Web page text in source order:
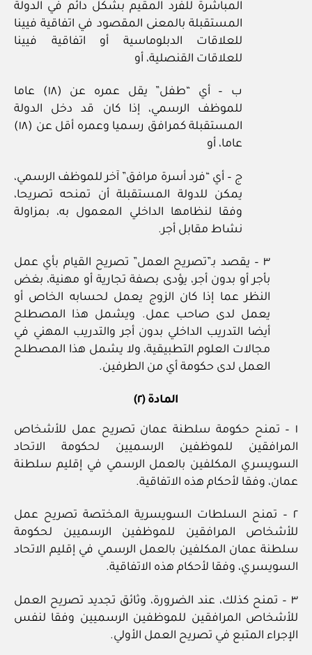
المباشرة للفرد المقيم بشكل دائم في الدولة
المستقبلة بالمعنى المقصود في اتفاقية فيينا
للعلاقات الدبلوماسية أو اتفاقية فيينا
للعلاقات القنصلية، أو
ب – أي “طفل” يقل عمره عن (١٨) عاما
للموظف الرسمي، إذا كان قد دخل الدولة
المستقبلة كمرافق رسميا وعمره أقل عن (١٨)
عاما، أو
ج – أي “فرد أسرة مرافق” آخر للموظف الرسمي،
يمكن للدولة المستقبلة أن تمنحه تصريحا،
وفقا لنظامها الداخلي المعمول به، بمزاولة
نشاط مقابل أجر.
٣ – يقصد بـ”تصريح العمل” تصريح القيام بأي عمل
بأجر أو بدون أجر، يؤدى بصفة تجارية أو مهنية، بغض
النظر عما إذا كان الزوج يعمل لحسابه الخاص أو
يعمل لدى صاحب عمل. ويشمل هذا المصطلح
أيضا التدريب الداخلي بدون أجر والتدريب المهني في
مجالات العلوم التطبيقية، ولا يشمل هذا المصطلح
العمل لدى حكومة أي من الطرفين.
المادة (٢)
١ – تمنح حكومة سلطنة عمان تصريح عمل للأشخاص
المرافقين للموظفين الرسميين لحكومة الاتحاد
السويسري المكلفين بالعمل الرسمي في إقليم سلطنة
عمان، وفقا لأحكام هذه الاتفاقية.
٢ – تمنح السلطات السويسرية المختصة تصريح عمل
للأشخاص المرافقين للموظفين الرسميين لحكومة
سلطنة عمان المكلفين بالعمل الرسمي في إقليم الاتحاد
السويسري، وفقا لأحكام هذه الاتفاقية.
٣ – تمنح كذلك، عند الضرورة، وثائق تجديد تصريح العمل
للأشخاص المرافقين للموظفين الرسميين وفقا لنفس
الإجراء المتبع في تصريح العمل الأولي.